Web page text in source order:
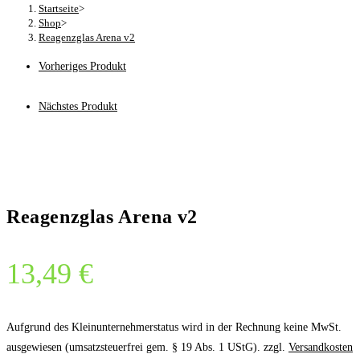
Startseite>
Shop>
Reagenzglas Arena v2
Vorheriges Produkt
Nächstes Produkt
Reagenzglas Arena v2
13,49 €
Aufgrund des Kleinunternehmerstatus wird in der Rechnung keine MwSt.
ausgewiesen (umsatzsteuerfrei gem. § 19 Abs. 1 UStG). zzgl. Versandkosten